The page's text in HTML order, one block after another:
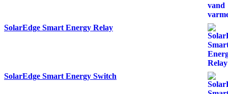
SolarEdge Smart Energy Relay
SolarEdge Smart Energy Switch